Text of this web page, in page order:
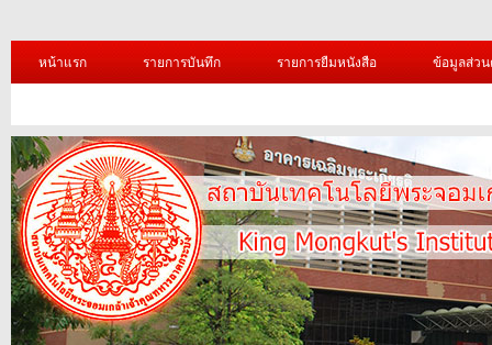
หน้าแรก รายการบันทึก รายการยืมหนังสือ ข้อมูลส่ว